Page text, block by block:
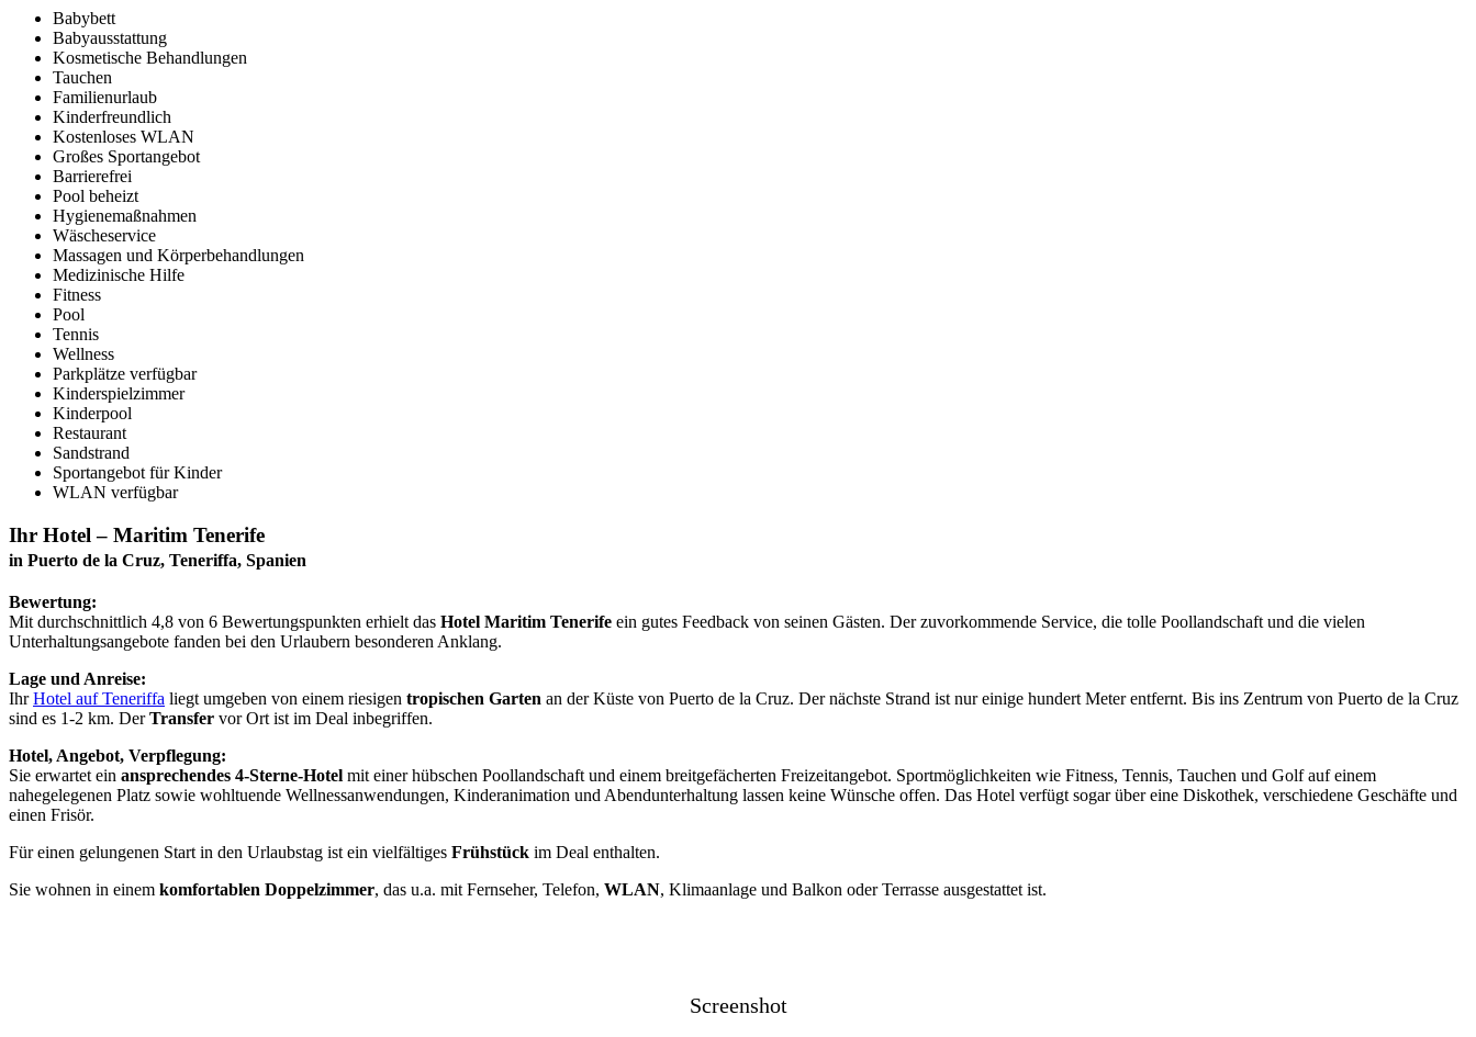
Babybett
Babyausstattung
Kosmetische Behandlungen
Tauchen
Familienurlaub
Kinderfreundlich
Kostenloses WLAN
Großes Sportangebot
Barrierefrei
Pool beheizt
Hygienemaßnahmen
Wäscheservice
Massagen und Körperbehandlungen
Medizinische Hilfe
Fitness
Pool
Tennis
Wellness
Parkplätze verfügbar
Kinderspielzimmer
Kinderpool
Restaurant
Sandstrand
Sportangebot für Kinder
WLAN verfügbar
Ihr Hotel – Maritim Tenerife
in Puerto de la Cruz, Teneriffa, Spanien
Bewertung:
Mit durchschnittlich 4,8 von 6 Bewertungspunkten erhielt das Hotel Maritim Tenerife ein gutes Feedback von seinen Gästen. Der zuvorkommende Service, die tolle Poollandschaft und die vielen
Unterhaltungsangebote fanden bei den Urlaubern besonderen Anklang.
Lage und Anreise:
IhrHotel auf Teneriffa liegt umgeben von einem riesigen tropischen Garten an der Küste von Puerto de la Cruz. Der nächste Strand ist nur einige hundert Meter entfernt. Bis ins Zentrum von Puerto de la Cruz
sind es 1-2 km. DerTransfer vor Ort ist im Deal inbegriffen.
Hotel, Angebot, Verpflegung:
Sie erwartet ein ansprechendes 4-Sterne-Hotel mit einer hübschen Poollandschaft und einem breitgefächerten Freizeitangebot. Sportmöglichkeiten wie Fitness, Tennis, Tauchen und Golf auf einem
nahegelegenen Platz sowie wohltuende Wellnessanwendungen, Kinderanimation und Abendunterhaltung lassen keine Wünsche offen. Das Hotel verfügt sogar über eine Diskothek, verschiedene Geschäfte und
einen Frisör.
Für einen gelungenen Start in den Urlaubstag ist ein vielfältiges Frühstück im Deal enthalten.
Sie wohnen in einem komfortablen Doppelzimmer, das u.a. mit Fernseher, Telefon, WLAN, Klimaanlage und Balkon oder Terrasse ausgestattet ist.
Screenshot